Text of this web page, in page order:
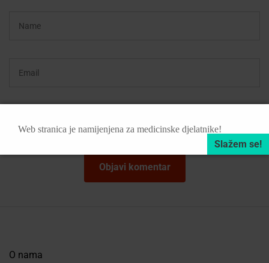
O nama
Web stranica je namijenjena za medicinske djelatnike!